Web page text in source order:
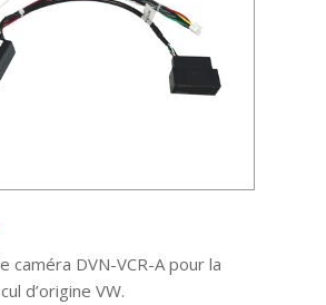
caméra DVN-VCR-A pour la
d’origine VW.